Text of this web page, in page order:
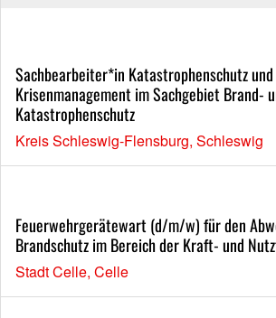
Sachbearbeiter*in Katastrophenschutz und
Krisenmanagement im Sachgebiet Brand-
Katastrophenschutz
Kreis Schleswig-Flensburg, Schleswig
Feuerwehrgerätewart (d/m/w) für den
Brandschutz im Bereich der Kraft- und
Stadt Celle, Celle